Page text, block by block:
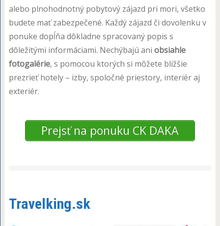
alebo plnohodnotný pobytový zájazd pri mori, všetko
budete mať zabezpečené. Každý zájazd či dovolenku v
ponuke dopĺňa dôkladne spracovaný popis s
dôležitými informáciami. Nechýbajú ani obsiahle
fotogalérie, s pomocou ktorých si môžete bližšie
prezrieť hotely – izby, spoločné priestory, interiér aj
exteriér.
Prejsť na ponuku CK DAKA
Travelking.sk